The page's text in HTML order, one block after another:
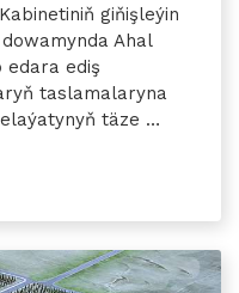
giňişleýin
Ahal
ediş
taslamalaryna
täze …